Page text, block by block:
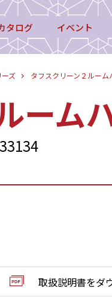
タログ イベント
ズ タフスクリーン２ルーム
ーム
取扱説明書をダ